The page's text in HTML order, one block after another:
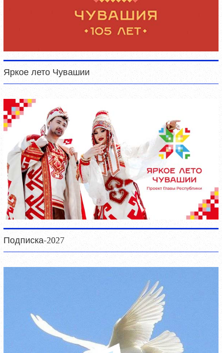
Яркое лето Чувашии
Подписка-2027